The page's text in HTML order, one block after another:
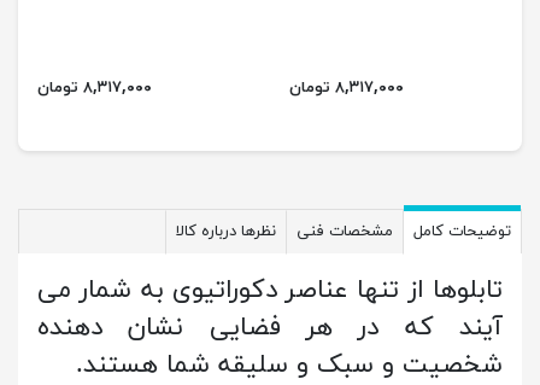
۸,۳۱۷,۰۰۰ تومان ۸,۳۱۷,۰۰۰ تومان
توضیحات کامل مشخصات فنی نظرها درباره کالا
تابلوها از تنها عناصر دکوراتیوی به شمار می
آیند که در هر فضایی نشان دهنده
شخصیت و سبک و سلیقه شما هستند.